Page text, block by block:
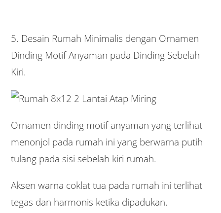
5. Desain Rumah Minimalis dengan Ornamen
Dinding Motif Anyaman pada Dinding Sebelah
Kiri.
Ornamen dinding motif anyaman yang terlihat
menonjol pada rumah ini yang berwarna putih
tulang pada sisi sebelah kiri rumah.
Aksen warna coklat tua pada rumah ini terlihat
tegas dan harmonis ketika dipadukan.